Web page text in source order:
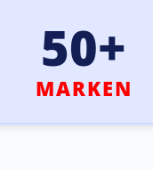
50+
MARKEN